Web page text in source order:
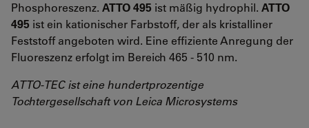
Phosphoreszenz. ATTO 495 ist mäßig hydrophil. ATTO
495 ist ein kationischer Farbstoff, der als kristalliner
Feststoff angeboten wird. Eine effiziente Anregung der
Fluoreszenz erfolgt im Bereich 465 - 510 nm.
ATTO-TEC ist eine hundertprozentige
Tochtergesellschaft von Leica Microsystems